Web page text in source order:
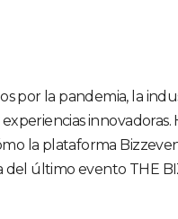
por la pandemia, la
innovadoras.
la plataforma
del último evento THE